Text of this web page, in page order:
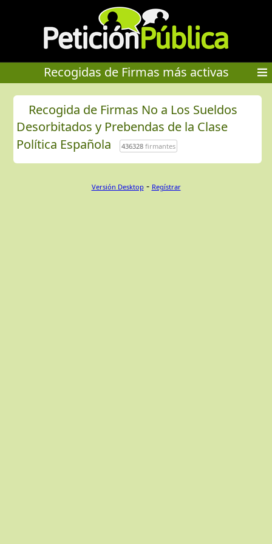
Recogidas de Firmas más activas
Recogida de Firmas No a Los Sueldos
Desorbitados y Prebendas de la Clase
Política Española
436328firmantes
Versión Desktop - Regístrar